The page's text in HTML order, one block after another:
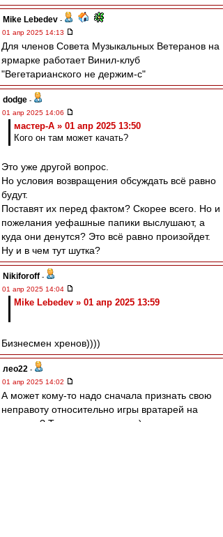
Mike Lebedev -
01 апр 2025 14:13
Для членов Совета Музыкальных Ветеранов на
ярмарке работает Винил-клуб
"Вегетарианского не держим-с"
dodge -
01 апр 2025 14:06
мастер-А » 01 апр 2025 13:50
Кого он там может качать?
Это уже другой вопрос.
Но условия возвращения обсуждать всё равно
будут.
Поставят их перед фактом? Скорее всего. Но и
пожелания уефашные папики выслушают, а
куда они денутся? Это всё равно произойдет.
Ну и в чем тут шутка?
Nikiforoff -
01 апр 2025 14:04
Mike Lebedev » 01 апр 2025 13:59
Бизнесмен хренов))))
лео22 -
01 апр 2025 14:02
А может кому-то надо сначала признать свою
неправоту относительно игры вратарей на
выходах? Тогда и поговорим ;)